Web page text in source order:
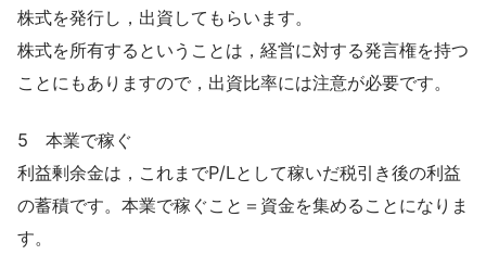
株式を発行し，出資してもらいます。
株式を所有するということは，経営に対する発言権を持つ
ことにもありますので，出資比率には注意が必要です。
5 本業で稼ぐ
利益剰余金は，これまでP/Lとして稼いだ税引き後の利益
の蓄積です。本業で稼ぐこと＝資金を集めることになりま
す。